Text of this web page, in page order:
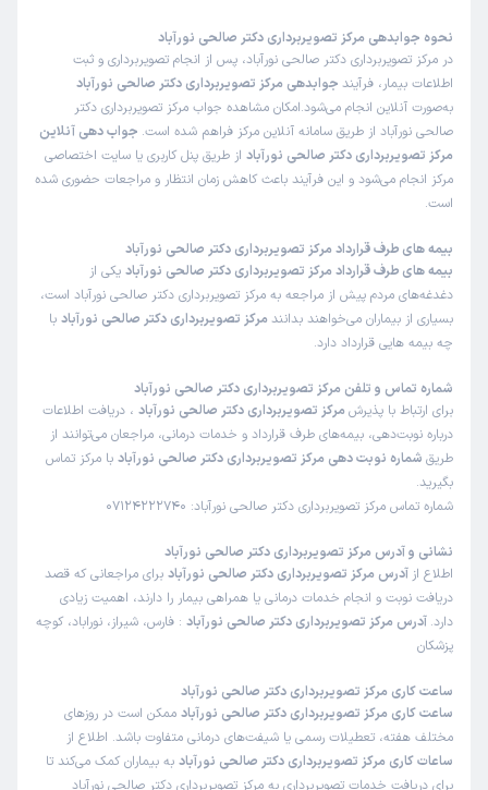
نحوه جوابدهی مرکز تصویربرداری دکتر صالحی نورآباد
در مرکز تصویربرداری دکتر صالحی نورآباد، پس از انجام تصویربرداری و ثبت
اطلاعات بیمار، فرآیند جوابدهی مرکز تصویربرداری دکتر صالحی نورآباد
به‌صورت آنلاین انجام می‌شود.امکان مشاهده جواب مرکز تصویربرداری دکتر
صالحی نورآباد از طریق سامانه آنلاین مرکز فراهم شده است. جواب دهی آنلاین
مرکز تصویربرداری دکتر صالحی نورآباد از طریق پنل کاربری یا سایت اختصاصی
مرکز انجام می‌شود و این فرآیند باعث کاهش زمان انتظار و مراجعات حضوری شده
است.
بیمه های طرف قرارداد مرکز تصویربرداری دکتر صالحی نورآباد
بیمه های طرف قرارداد مرکز تصویربرداری دکتر صالحی نورآباد یکی از
دغدغه‌های مردم پیش از مراجعه به مرکز تصویربرداری دکتر صالحی نورآباد است،
بسیاری از بیماران می‌خواهند بدانند مرکز تصویربرداری دکتر صالحی نورآباد با
چه بیمه هایی قرارداد دارد.
شماره تماس و تلفن مرکز تصویربرداری دکتر صالحی نورآباد
برای ارتباط با پذیرش مرکز تصویربرداری دکتر صالحی نورآباد ، دریافت اطلاعات
درباره نوبت‌دهی، بیمه‌های طرف قرارداد و خدمات درمانی، مراجعان می‌توانند از
طریق شماره نوبت دهی مرکز تصویربرداری دکتر صالحی نورآباد با مرکز تماس
بگیرید.
شماره تماس مرکز تصویربرداری دکتر صالحی نورآباد: 07124222740
نشانی و آدرس مرکز تصویربرداری دکتر صالحی نورآباد
اطلاع از آدرس مرکز تصویربرداری دکتر صالحی نورآباد برای مراجعانی که قصد
دریافت نوبت و انجام خدمات درمانی یا همراهی بیمار را دارند، اهمیت زیادی
دارد. آدرس مرکز تصویربرداری دکتر صالحی نورآباد : فارس، شیراز، نوراباد، کوچه
پزشکان
ساعت کاری مرکز تصویربرداری دکتر صالحی نورآباد
ساعت کاری مرکز تصویربرداری دکتر صالحی نورآباد ممکن است در روزهای
مختلف هفته، تعطیلات رسمی یا شیفت‌های درمانی متفاوت باشد. اطلاع از
ساعات کاری مرکز تصویربرداری دکتر صالحی نورآباد به بیماران کمک می‌کند تا
برای دریافت خدمات تصویربرداری به مرکز تصویربرداری دکتر صالحی نورآباد